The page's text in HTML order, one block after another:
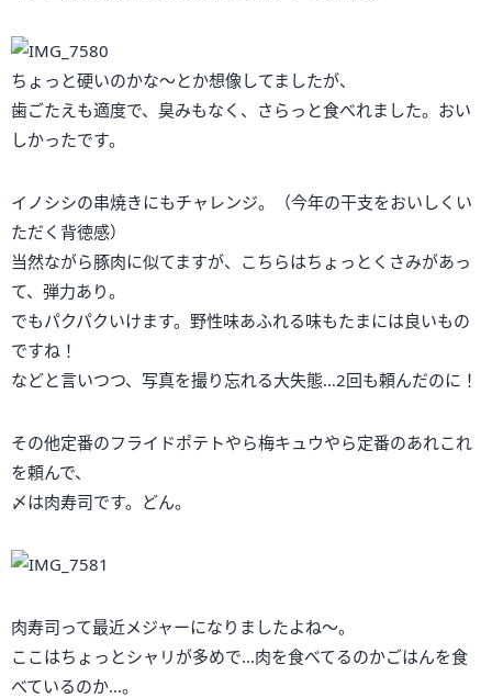
ちょっと硬いのかな～とか想像してましたが、
歯ごたえも適度で、臭みもなく、さらっと食べれました。おい
しかったです。
イノシシの串焼きにもチャレンジ。（今年の干支をおいしくい
ただく背徳感）
当然ながら豚肉に似てますが、こちらはちょっとくさみがあっ
て、弾力あり。
でもパクパクいけます。野性味あふれる味もたまには良いもの
ですね！
などと言いつつ、写真を撮り忘れる大失態…2回も頼んだのに！
その他定番のフライドポテトやら梅キュウやら定番のあれこれ
を頼んで、
〆は肉寿司です。どん。
肉寿司って最近メジャーになりましたよね～。
ここはちょっとシャリが多めで…肉を食べてるのかごはんを食
べているのか…。